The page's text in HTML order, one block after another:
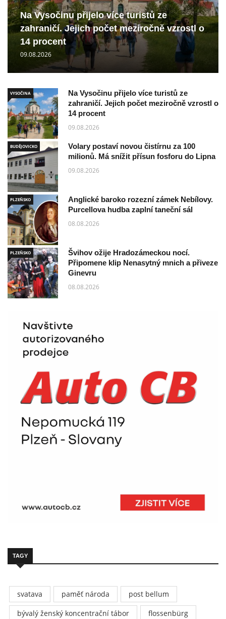
Na Vysočinu přijelo více turistů ze
zahraničí. Jejich počet meziročně vzrostl o
14 procent
09.08.2026
VYSOČINA
Na Vysočinu přijelo více turistů ze
zahraničí. Jejich počet meziročně vzrostl o
14 procent
09.08.2026
BUDĚJOVICKO
Volary postaví novou čistírnu za 100
milionů. Má snížit přísun fosforu do Lipna
09.08.2026
PLZEŇSKO
Anglické baroko rozezní zámek Nebílovy.
Purcellova hudba zaplní taneční sál
08.08.2026
PLZEŇSKO
Švihov ožije Hradozámeckou nocí.
Připomene klip Nenasytný mnich a přiveze
Ginevru
08.08.2026
TAGY
svatava paměť národa
post bellum
bývalý ženský koncentrační tábor
flossenbürg